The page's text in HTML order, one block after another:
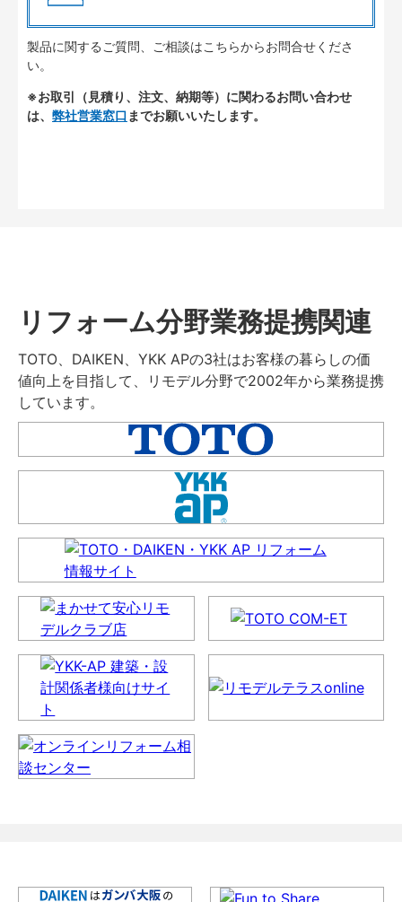
製品に関するご質問、ご相談はこちらからお問合せくださ
い。
※お取引（見積り、注文、納期等）に関わるお問い合わせ
は、 弊社営業窓口 までお願いいたします。
リフォーム分野業務提携関連
TOTO、DAIKEN、YKK APの3社はお客様の暮らしの価
値向上を目指して、リモデル分野で2002年から業務提携
しています。